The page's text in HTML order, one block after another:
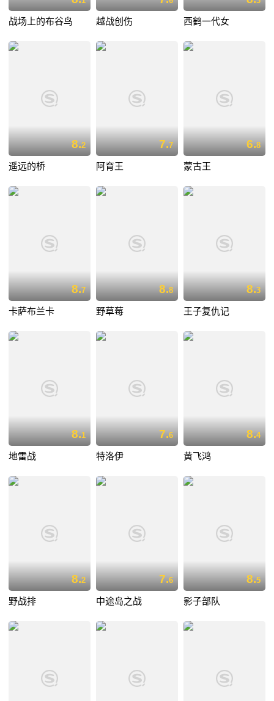
战场上的布谷鸟 越战创伤 西鹤一代女
8.2
遥远的桥
7.7
阿育王
6.8
蒙古王
8.7
卡萨布兰卡
8.8
野草莓
8.3
王子复仇记
8.1
地雷战
7.6
特洛伊
8.4
黄飞鸿
8.2
野战排
7.6
中途岛之战
8.5
影子部队